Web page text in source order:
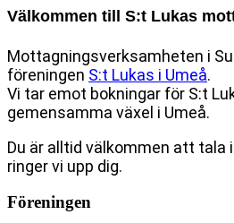
Välkommen till S:t Lukas
Mottagningsverksamheten i
föreningen S:t Lukas i Umeå.
Vi tar emot bokningar för S:t
gemensamma växel i Umeå.
Du är alltid välkommen att tala
ringer vi upp dig.
Föreningen